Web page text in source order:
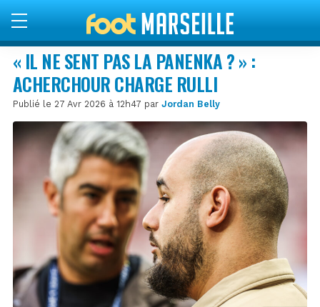
« IL NE SENT PAS LA PANENKA ? » :
ACHERCHOUR CHARGE RULLI
Publié le 27 Avr 2026 à 12h47 par Jordan Belly